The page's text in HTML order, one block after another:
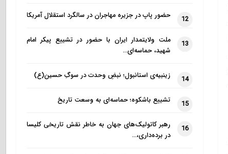
12 حضور پاپ در جزیره مهاجران در سالگرد استقلال آمریکا
13
ملت ولایتمدار ایران با حضور در تشییع پیکر امام
شهید، حماسه‌ای…
14 زینبیه‌ی استانبول؛ نبضِ وحدت در سوگِ حسین(ع)
15 تشییع باشکوه؛ حماسه‌ای به وسعت تاریخ
16
رهبر کاتولیک‌های جهان به خاطر نقش تاریخی کلیسا
در برده‌داری،…